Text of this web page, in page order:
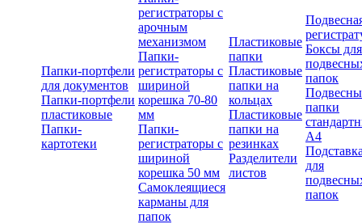
Папки-портфели
для документов
Папки-портфели
пластиковые
Папки-
картотеки
регистраторы с
арочным
механизмом
Папки-
регистраторы с
шириной
корешка 70-80
мм
Папки-
регистраторы с
шириной
корешка 50 мм
Самоклеящиеся
карманы для
папок
Пластиковые
папки
Пластиковые
папки на
кольцах
Пластиковые
папки на
резинках
Разделители
листов
Боксы для
папок
папки
А4
для
папок